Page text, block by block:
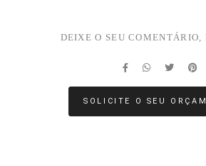
DEIXE O SEU COMENTÁRIO,
SOLICITE O SEU